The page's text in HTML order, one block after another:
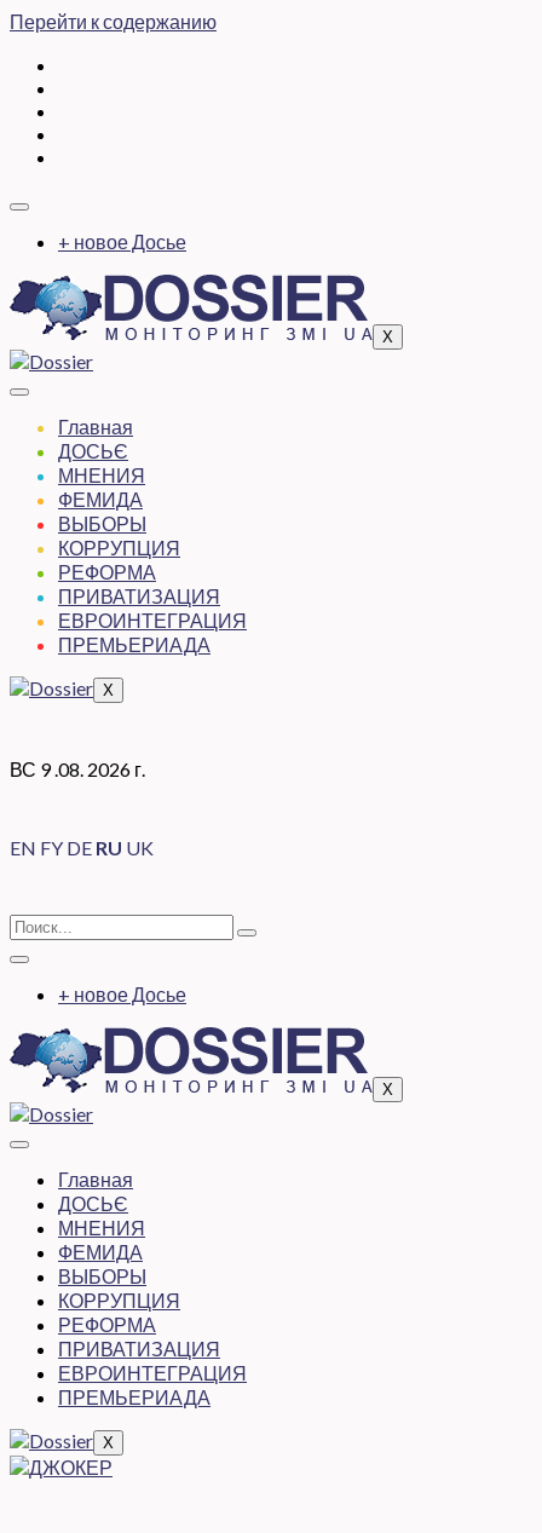
Перейти к содержанию
+ новое Досье
X
Главная
ДОСЬЄ
МНЕНИЯ
ФЕМИДА
ВЫБОРЫ
КОРРУПЦИЯ
РЕФОРМА
ПРИВАТИЗАЦИЯ
ЕВРОИНТЕГРАЦИЯ
ПРЕМЬЕРИАДА
X
ВС 9 .08. 2026 г.
EN FY DE RU UK
+ новое Досье
X
Главная
ДОСЬЄ
МНЕНИЯ
ФЕМИДА
ВЫБОРЫ
КОРРУПЦИЯ
РЕФОРМА
ПРИВАТИЗАЦИЯ
ЕВРОИНТЕГРАЦИЯ
ПРЕМЬЕРИАДА
X